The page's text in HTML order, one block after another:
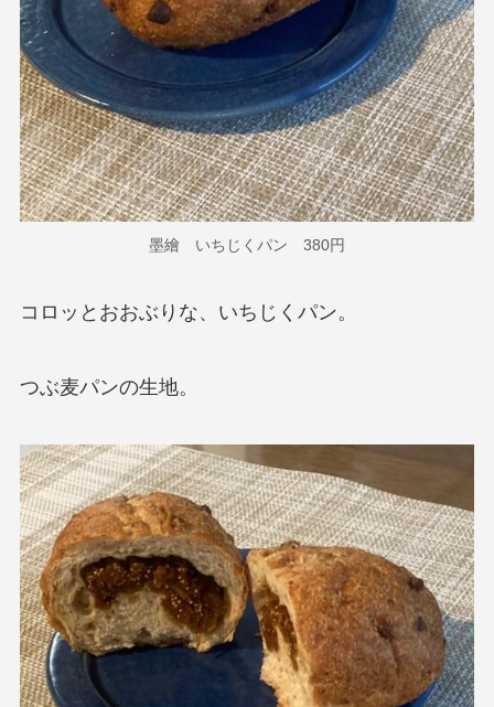
墨繪 いちじくパン 380円
コロッとおおぶりな、いちじくパン。
つぶ麦パンの生地。